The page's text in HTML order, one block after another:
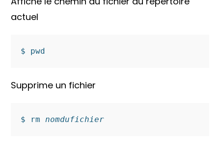
actuel
Supprime un fichier
$ rm nomdufichier